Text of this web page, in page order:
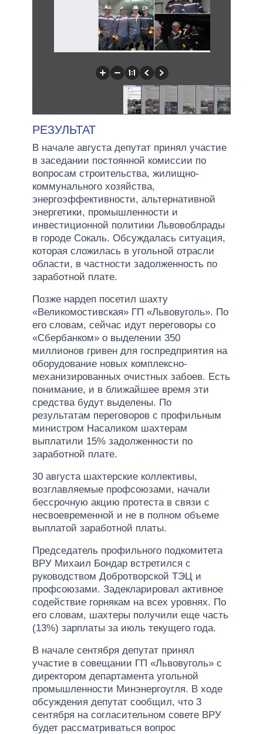
РЕЗУЛЬТАТ
В начале августа депутат принял участие
в заседании постоянной комиссии по
вопросам строительства, жилищно-
коммунального хозяйства,
энергоэффективности, альтернативной
энергетики, промышленности и
инвестиционной политики Львовоблрады
в городе Сокаль. Обсуждалась ситуация,
которая сложилась в угольной отрасли
области, в частности задолженность по
заработной плате.
Позже нардеп посетил шахту
«Великомостивская» ГП «Львовуголь». По
его словам, сейчас идут переговоры со
«Сбербанком» о выделении 350
миллионов гривен для госпредприятия на
оборудование новых комплексно-
механизированных очистных забоев. Есть
понимание, и в ближайшее время эти
средства будут выделены. По
результатам переговоров с профильным
министром Насаликом шахтерам
выплатили 15% задолженности по
заработной плате.
30 августа шахтерские коллективы,
возглавляемые профсоюзами, начали
бессрочную акцию протеста в связи с
несвоевременной и не в полном объеме
выплатой заработной платы.
Председатель профильного подкомитета
ВРУ Михаил Бондар встретился с
руководством Добротворской ТЭЦ и
профсоюзами. Задекларировал активное
содействие горнякам на всех уровнях. По
его словам, шахтеры получили еще часть
(13%) зарплаты за июль текущего года.
В начале сентября депутат принял
участие в совещании ГП «Львовуголь» с
директором департамента угольной
промышленности Минэнергоугля. В ходе
обсуждения депутат сообщил, что 3
сентября на согласительном совете ВРУ
будет рассматриваться вопрос